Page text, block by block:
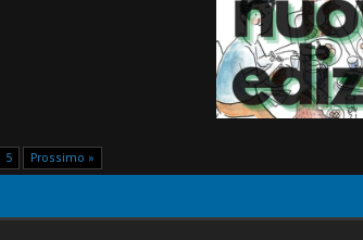
5 Prossimo »